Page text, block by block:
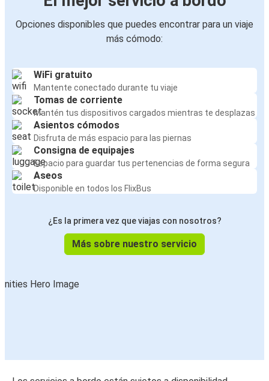
Opciones disponibles que puedes encontrar para un viaje
más cómodo:
WiFi gratuito
Mantente conectado durante tu viaje
Tomas de corriente
Mantén tus dispositivos cargados mientras te desplazas
Asientos cómodos
Disfruta de más espacio para las piernas
Consigna de equipajes
Espacio para guardar tus pertenencias de forma segura
Aseos
Disponible en todos los FlixBus
¿Es la primera vez que viajas con nosotros?
Más sobre nuestro servicio